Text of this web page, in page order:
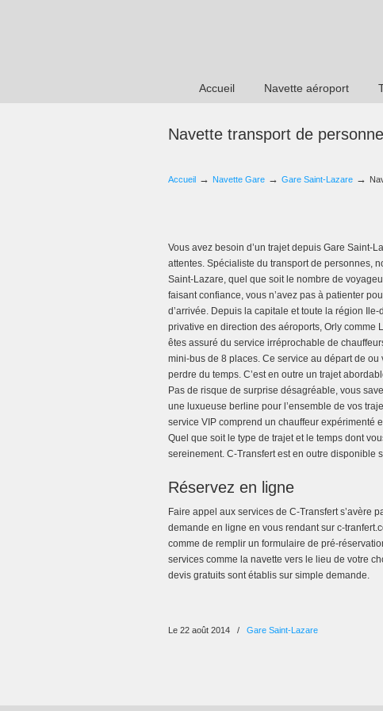
Accueil Navette aéroport
Navette transport de
Accueil → Navette Gare → Gare Saint-Lazare →
Vous avez besoin d’un trajet depuis Gare Saint-
attentes. Spécialiste du transport de personnes,
Saint-Lazare, quel que soit le nombre de
faisant confiance, vous n’avez pas à patienter
d’arrivée. Depuis la capitale et toute la région
privative en direction des aéroports, Orly comme
êtes assuré du service irréprochable de
mini-bus de 8 places. Ce service au départ de
perdre du temps. C’est en outre un trajet
Pas de risque de surprise désagréable, vous
une luxueuse berline pour l’ensemble de vos
service VIP comprend un chauffeur expérimenté
Quel que soit le type de trajet et le temps dont
sereinement. C-Transfert est en outre disponible
Réservez en ligne
Faire appel aux services de C-Transfert s’avère
demande en ligne en vous rendant sur c-
comme de remplir un formulaire de pré-
services comme la navette vers le lieu de votre
devis gratuits sont établis sur simple demande.
Le 22 août 2014 / Gare Saint-Lazare